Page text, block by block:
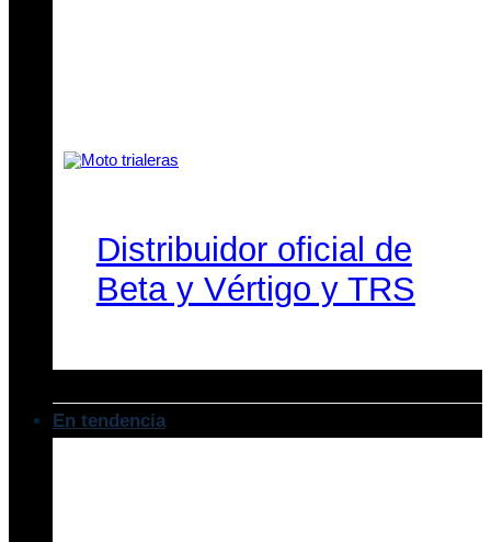
Distribuidor oficial de
Beta y Vértigo y TRS
En tendencia